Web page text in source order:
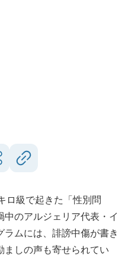
ロ級で起きた「性別問
のアルジェリア代表・イ
ムには、誹謗中傷が書き
ましの声も寄せられてい